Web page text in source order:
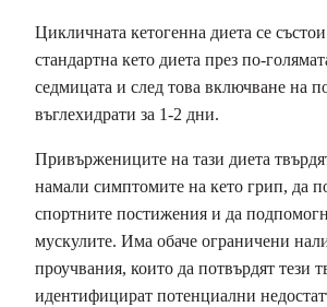
Цикличната кетогенна диета се
стандартна кето диета през по-
седмицата и след това включване на
въглехидрати за 1-2 дни.
Привържениците на тази диета
намали симптомите на кето грип, да
спортните постижения и да
мускулите. Има обаче ограничени
проучвания, които да потвърдят тези
идентифицират потенциални